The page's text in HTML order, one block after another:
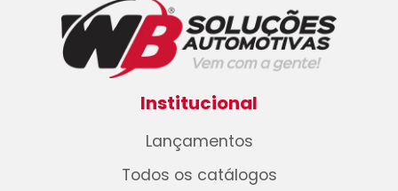
Institucional
Lançamentos
Todos os catálogos